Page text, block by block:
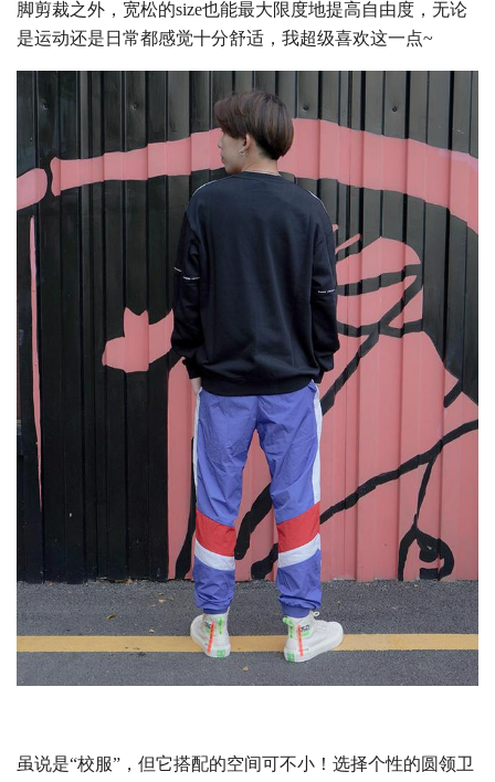
脚剪裁之外，宽松的size也能最大限度地提高自由度，无论
是运动还是日常都感觉十分舒适，我超级喜欢这一点~
虽说是“校服”，但它搭配的空间可不小！选择个性的圆领卫